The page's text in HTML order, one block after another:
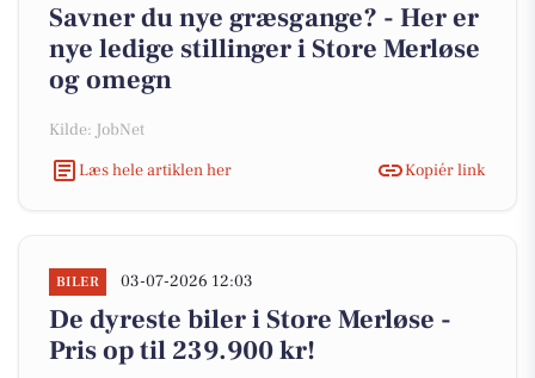
Savner du nye græsgange? - Her er
nye ledige stillinger i Store Merløse
og omegn
Kilde: JobNet
Læs hele artiklen her
Kopiér link
BILER 03-07-2026 12:03
De dyreste biler i Store Merløse -
Pris op til 239.900 kr!